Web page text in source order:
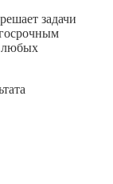
задачи
любых